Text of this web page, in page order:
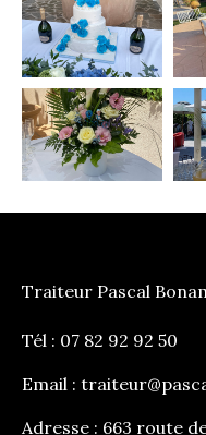
Traiteur Pascal
Tél : 07 82 92 92 50
Email :
Adresse : 663 route